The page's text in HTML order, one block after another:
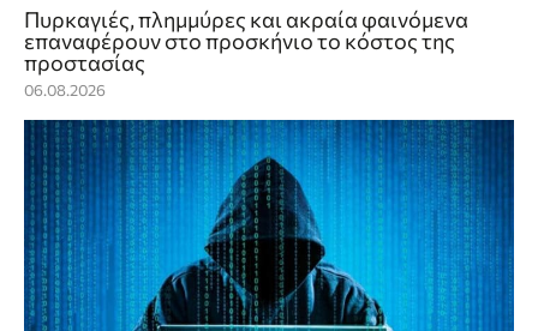
Πυρκαγιές, πλημμύρες και ακραία φαινόμενα
επαναφέρουν στο προσκήνιο το κόστος της
προστασίας
06.08.2026